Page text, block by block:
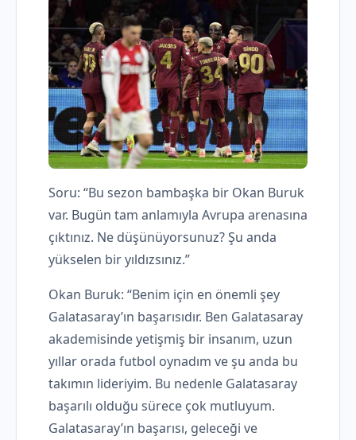
Soru: “Bu sezon bambaşka bir Okan Buruk
var. Bugün tam anlamıyla Avrupa arenasına
çıktınız. Ne düşünüyorsunuz? Şu anda
yükselen bir yıldızsınız.”
Okan Buruk: “Benim için en önemli şey
Galatasaray’ın başarısıdır. Ben Galatasaray
akademisinde yetişmiş bir insanım, uzun
yıllar orada futbol oynadım ve şu anda bu
takımın lideriyim. Bu nedenle Galatasaray
başarılı olduğu sürece çok mutluyum.
Galatasaray’ın başarısı, geleceği ve